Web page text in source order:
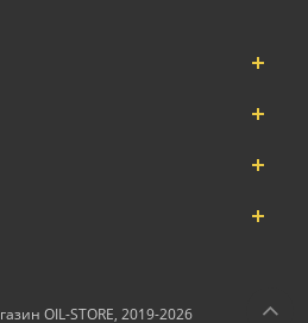
OIL-STORE, 2019-2026